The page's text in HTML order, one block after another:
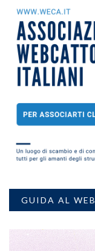
GUIDA AL WEB